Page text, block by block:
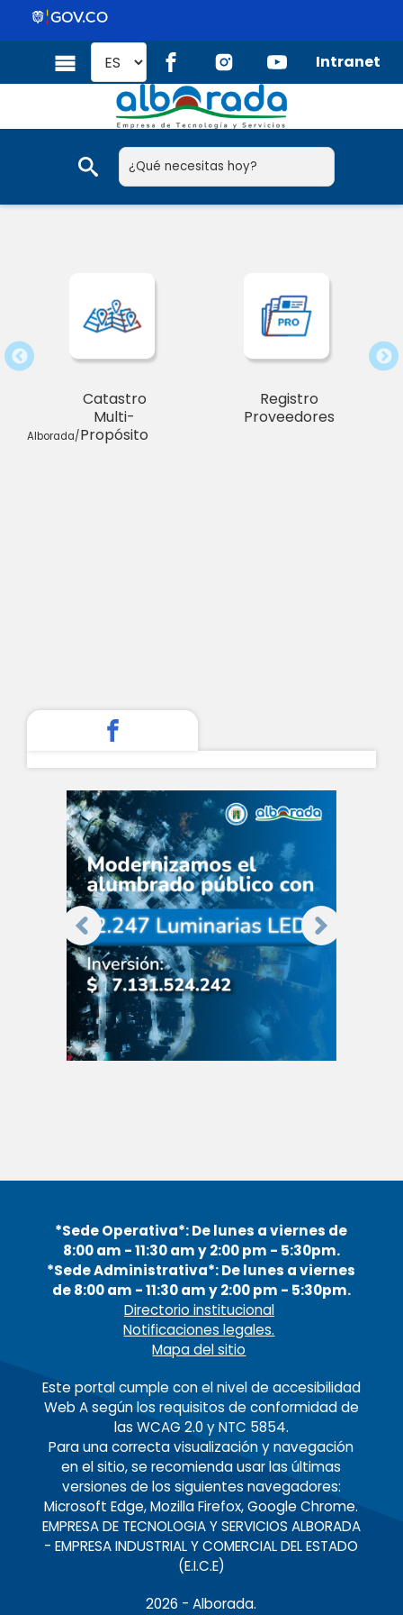
Intranet
¿Qué necesitas hoy?
Catastro
Multi-
Propósito
Registro
Proveedores
Alborada/
*Sede Operativa*: De lunes a viernes de
8:00 am - 11:30 am y 2:00 pm - 5:30pm.
*Sede Administrativa*: De lunes a viernes
de 8:00 am - 11:30 am y 2:00 pm - 5:30pm.
Directorio institucional
Notificaciones legales.
Mapa del sitio
Este portal cumple con el nivel de accesibilidad
Web A según los requisitos de conformidad de
las WCAG 2.0 y NTC 5854.
Para una correcta visualización y navegación
en el sitio, se recomienda usar las últimas
versiones de los siguientes navegadores:
Microsoft Edge, Mozilla Firefox, Google Chrome.
EMPRESA DE TECNOLOGIA Y SERVICIOS ALBORADA
- EMPRESA INDUSTRIAL Y COMERCIAL DEL ESTADO
(E.I.C.E)
2026 - Alborada.